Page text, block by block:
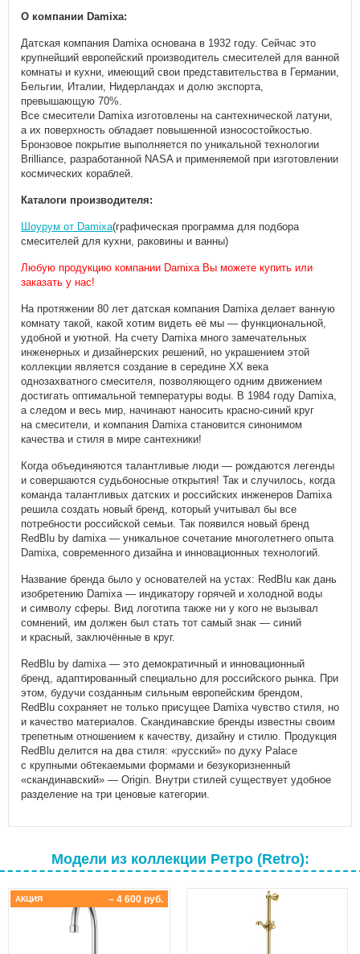
О компании Damixa:
Датская компания Damixa основана в 1932 году. Сейчас это
крупнейший европейский производитель смесителей для ванной
комнаты и кухни, имеющий свои представительства в Германии,
Бельгии, Италии, Нидерландах и долю экспорта,
превышающую 70%.
Все смесители Damixa изготовлены на сантехнической латуни,
а их поверхность обладает повышенной износостойкостью.
Бронзовое покрытие выполняется по уникальной технологии
Brilliance, разработанной NASA и применяемой при изготовлении
космических кораблей.
Каталоги производителя:
Шоурум от Damixa(графическая программа для подбора
смесителей для кухни, раковины и ванны)
Любую продукцию компании Damixa Вы можете купить или
заказать у нас!
На протяжении 80 лет датская компания Damixa делает ванную
комнату такой, какой хотим видеть её мы — функциональной,
удобной и уютной. На счету Damixa много замечательных
инженерных и дизайнерских решений, но украшением этой
коллекции является создание в середине XX века
однозахватного смесителя, позволяющего одним движением
достигать оптимальной температуры воды. В 1984 году Damixa,
а следом и весь мир, начинают наносить красно-синий круг
на смесители, и компания Damixa становится синонимом
качества и стиля в мире сантехники!
Когда объединяются талантливые люди — рождаются легенды
и совершаются судьбоносные открытия! Так и случилось, когда
команда талантливых датских и российских инженеров Damixa
решила создать новый бренд, который учитывал бы все
потребности российской семьи. Так появился новый бренд
RedBlu by damixa — уникальное сочетание многолетнего опыта
Damixa, современного дизайна и инновационных технологий.
Название бренда было у основателей на устах: RedBlu как дань
изобретению Damixa — индикатору горячей и холодной воды
и символу сферы. Вид логотипа также ни у кого не вызывал
сомнений, им должен был стать тот самый знак — синий
и красный, заключённые в круг.
RedBlu by damixa — это демократичный и инновационный
бренд, адаптированный специально для российского рынка. При
этом, будучи созданным сильным европейским брендом,
RedBlu сохраняет не только присущее Damixa чувство стиля, но
и качество материалов. Скандинавские бренды известны своим
трепетным отношением к качеству, дизайну и стилю. Продукция
RedBlu делится на два стиля: «русский» по духу Palace
с крупными обтекаемыми формами и безукоризненный
«скандинавский» — Origin. Внутри стилей существует удобное
разделение на три ценовые категории.
Модели из коллекции Ретро (Retro):
– 4 600 руб.
АКЦИЯ